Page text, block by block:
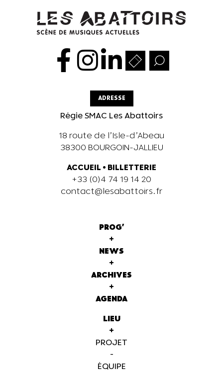
ADRESSE
Régie SMAC Les Abattoirs
18 route de l’Isle-d’Abeau
38300 BOURGOIN-JALLIEU
ACCUEIL • BILLETTERIE
+33 (0)4 74 19 14 20
contact@lesabattoirs.fr
PROG'
+
NEWS
+
ARCHIVES
+
AGENDA
LIEU
+
PROJET
-
ÉQUIPE